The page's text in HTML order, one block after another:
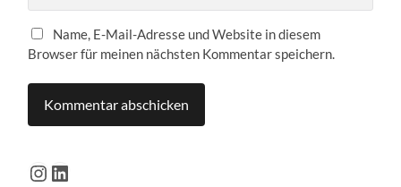
Name, E-Mail-Adresse und Website in diesem
Browser für meinen nächsten Kommentar speichern.
Instagram
LinkedIn